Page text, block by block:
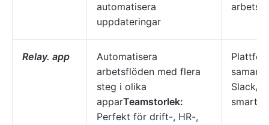
automatisera
uppdateringar
Relay. app
Automatisera
arbetsflöden med flera
steg i olika
apparTeamstorlek:
Perfekt för drift-, HR-,
Slack/
smart